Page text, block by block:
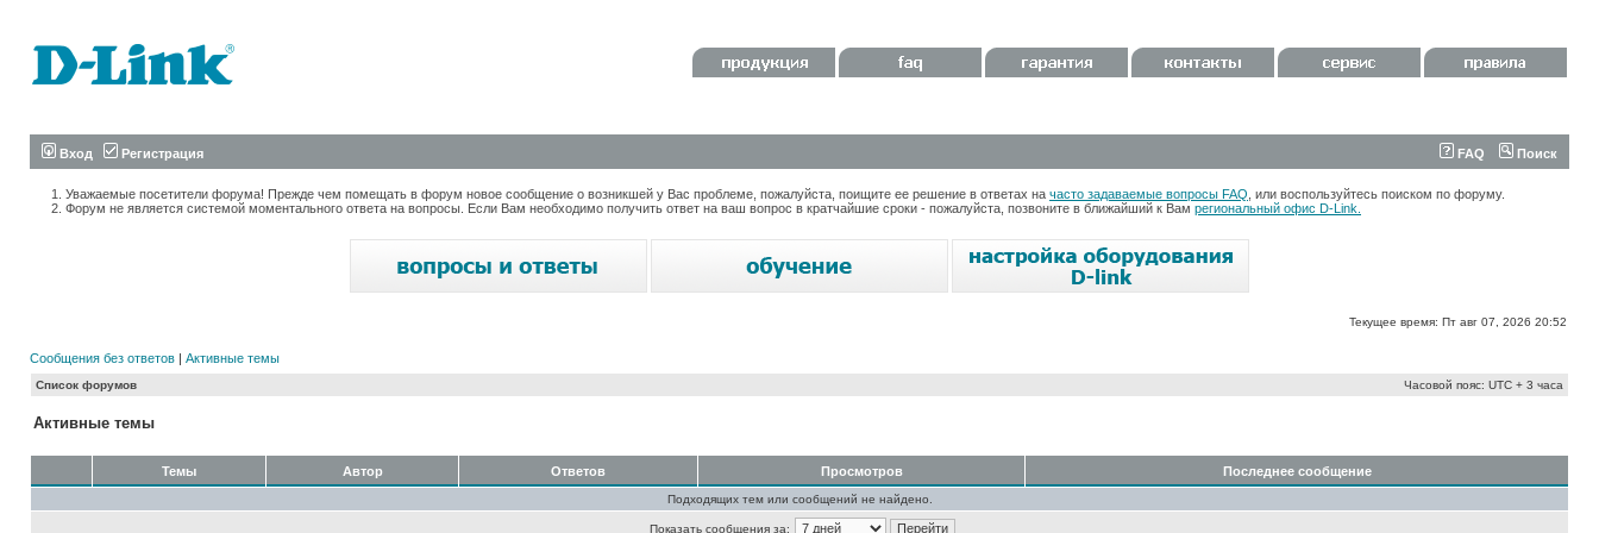
Вход Регистрация FAQ Поиск
Уважаемые посетители форума! Прежде чем помещать в форум новое сообщение о возникшей у Вас проблеме, пожалуйста, поищите ее решение в ответах на часто задаваемые вопросы FAQ , или воспользуйтесь поиском по форуму.
Форум не является системой моментального ответа на вопросы. Если Вам необходимо получить ответ на ваш вопрос в кратчайшие сроки - пожалуйста, позвоните в ближайший к Вам региональный офис D-Link.
Текущее время: Пт авг 07, 2026 20:52
Сообщения без ответов | Активные темы
Список форумов Часовой пояс: UTC + 3 часа
Активные темы
Темы Автор Ответов Просмотров Последнее сообщение
Подходящих тем или сообщений не найдено.
Показать сообщения за: